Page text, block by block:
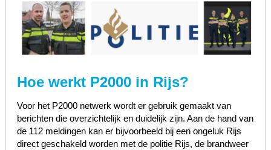
Hoe werkt P2000 in Rijs?
Voor het P2000 netwerk wordt er gebruik gemaakt van
berichten die overzichtelijk en duidelijk zijn. Aan de hand van
de 112 meldingen kan er bijvoorbeeld bij een ongeluk Rijs
direct geschakeld worden met de politie Rijs, de brandweer